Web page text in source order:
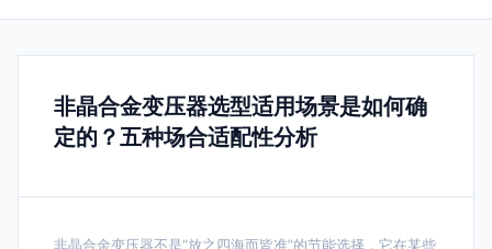
非晶合金变压器选型适用场景是如何确
定的？五种场合适配性分析
非晶合金变压器不是“放之四海而皆准”的节能选择，它在某些